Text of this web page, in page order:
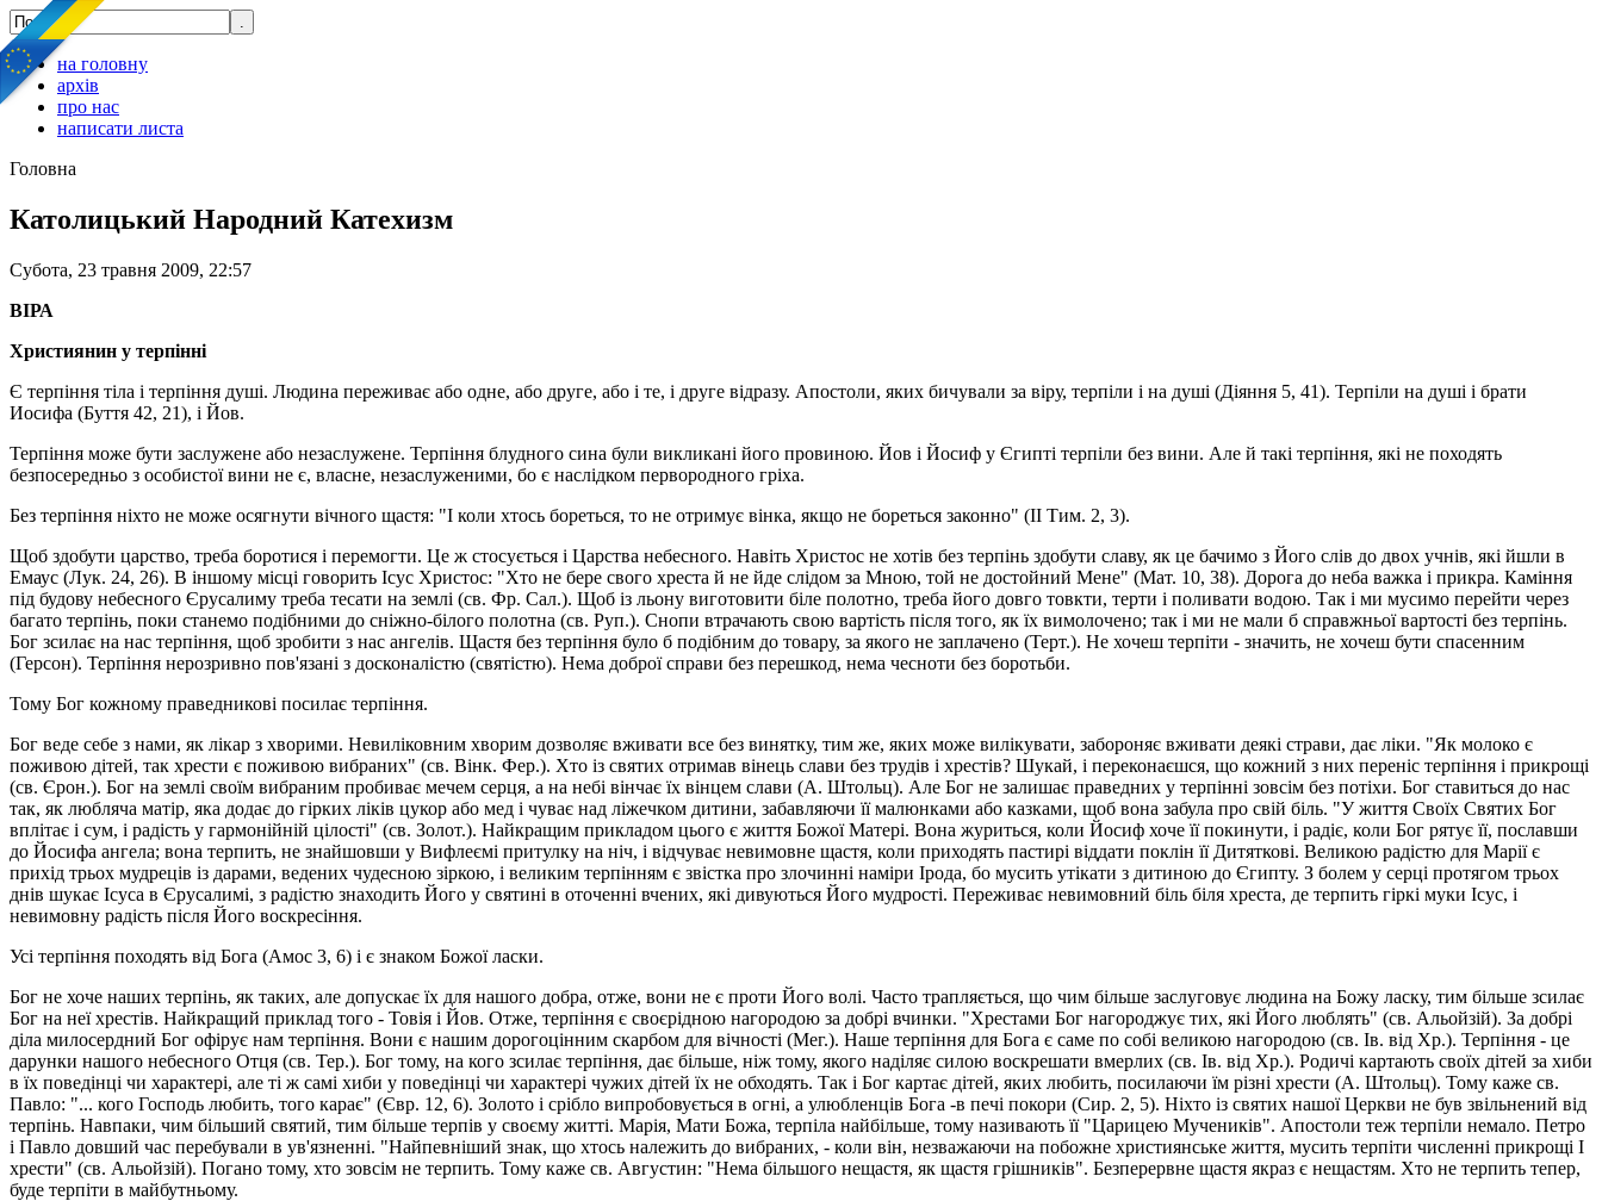
на головну
архів
про нас
написати листа
Головна
Католицький Народний Катехизм
Субота, 23 травня 2009, 22:57
ВІРА
Християнин у терпінні
Є терпіння тіла і терпіння душі. Людина переживає або одне, або друге, або і те, і друге відразу. Апостоли, яких бичували за віру, терпіли і на душі (Діяння 5, 41). Терпіли на душі і брати
Иосифа (Буття 42, 21), і Йов.
Терпіння може бути заслужене або незаслужене. Терпіння блудного сина були викликані його провиною. Йов і Йосиф у Єгипті терпіли без вини. Але й такі терпіння, які не походять
безпосередньо з особистої вини не є, власне, незаслуженими, бо є наслідком первородного гріха.
Без терпіння ніхто не може осягнути вічного щастя: "І коли хтось бореться, то не отримує вінка, якщо не бореться законно" (II Тим. 2, 3).
Щоб здобути царство, треба боротися і перемогти. Це ж стосується і Царства небесного. Навіть Христос не хотів без терпінь здобути славу, як це бачимо з Його слів до двох учнів, які йшли в
Емаус (Лук. 24, 26). В іншому місці говорить Ісус Христос: "Хто не бере свого хреста й не йде слідом за Мною, той не достойний Мене" (Мат. 10, 38). Дорога до неба важка і прикра. Каміння
під будову небесного Єрусалиму треба тесати на землі (св. Фр. Сал.). Щоб із льону виготовити біле полотно, треба його довго товкти, терти і поливати водою. Так і ми мусимо перейти через
багато терпінь, поки станемо подібними до сніжно-білого полотна (св. Руп.). Снопи втрачають свою вартість після того, як їх вимолочено; так і ми не мали б справжньої вартості без терпінь.
Бог зсилає на нас терпіння, щоб зробити з нас ангелів. Щастя без терпіння було б подібним до товару, за якого не заплачено (Терт.). Не хочеш терпіти - значить, не хочеш бути спасенним
(Герсон). Терпіння нерозривно пов'язані з досконалістю (святістю). Нема доброї справи без перешкод, нема чесноти без боротьби.
Тому Бог кожному праведникові посилає терпіння.
Бог веде себе з нами, як лікар з хворими. Невиліковним хворим дозволяє вживати все без винятку, тим же, яких може вилікувати, забороняє вживати деякі страви, дає ліки. "Як молоко є
поживою дітей, так хрести є поживою вибраних" (св. Вінк. Фер.). Хто із святих отримав вінець слави без трудів і хрестів? Шукай, і переконаєшся, що кожний з них переніс терпіння і прикрощі
(св. Єрон.). Бог на землі своїм вибраним пробиває мечем серця, а на небі вінчає їх вінцем слави (А. Штольц). Але Бог не залишає праведних у терпінні зовсім без потіхи. Бог ставиться до нас
так, як любляча матір, яка додає до гірких ліків цукор або мед і чуває над ліжечком дитини, забавляючи її малюнками або казками, щоб вона забула про свій біль. "У життя Своїх Святих Бог
вплітає і сум, і радість у гармонійній цілості" (св. Золот.). Найкращим прикладом цього є життя Божої Матері. Вона журиться, коли Йосиф хоче її покинути, і радіє, коли Бог рятує її, пославши
до Йосифа ангела; вона терпить, не знайшовши у Вифлеємі притулку на ніч, і відчуває невимовне щастя, коли приходять пастирі віддати поклін її Дитяткові. Великою радістю для Марії є
прихід трьох мудреців із дарами, ведених чудесною зіркою, і великим терпінням є звістка про злочинні наміри Ірода, бо мусить утікати з дитиною до Єгипту. З болем у серці протягом трьох
днів шукає Ісуса в Єрусалимі, з радістю знаходить Його у святині в оточенні вчених, які дивуються Його мудрості. Переживає невимовний біль біля хреста, де терпить гіркі муки Ісус, і
невимовну радість після Його воскресіння.
Усі терпіння походять від Бога (Амос 3, 6) і є знаком Божої ласки.
Бог не хоче наших терпінь, як таких, але допускає їх для нашого добра, отже, вони не є проти Його волі. Часто трапляється, що чим більше заслуговує людина на Божу ласку, тим більше зсилає
Бог на неї хрестів. Найкращий приклад того - Товія і Йов. Отже, терпіння є своєрідною нагородою за добрі вчинки. "Хрестами Бог нагороджує тих, які Його люблять" (св. Альойзій). За добрі
діла милосердний Бог офірує нам терпіння. Вони є нашим дорогоцінним скарбом для вічності (Мег.). Наше терпіння для Бога є саме по собі великою нагородою (св. Ів. від Хр.). Терпіння - це
дарунки нашого небесного Отця (св. Тер.). Бог тому, на кого зсилає терпіння, дає більше, ніж тому, якого наділяє силою воскрешати вмерлих (св. Ів. від Хр.). Родичі картають своїх дітей за хиби
в їх поведінці чи характері, але ті ж самі хиби у поведінці чи характері чужих дітей їх не обходять. Так і Бог картає дітей, яких любить, посилаючи їм різні хрести (А. Штольц). Тому каже св.
Павло: "... кого Господь любить, того карає" (Євр. 12, 6). Золото і срібло випробовується в огні, а улюбленців Бога -в печі покори (Сир. 2, 5). Ніхто із святих нашої Церкви не був звільнений від
терпінь. Навпаки, чим більший святий, тим більше терпів у своєму житті. Марія, Мати Божа, терпіла найбільше, тому називають її "Царицею Мучеників". Апостоли теж терпіли немало. Петро
і Павло довший час перебували в ув'язненні. "Найпевніший знак, що хтось належить до вибраних, - коли він, незважаючи на побожне християнське життя, мусить терпіти численні прикрощі І
хрести" (св. Альойзій). Погано тому, хто зовсім не терпить. Тому каже св. Августин: "Нема більшого нещастя, як щастя грішників". Безперервне щастя якраз є нещастям. Хто не терпить тепер,
буде терпіти в майбутньому.